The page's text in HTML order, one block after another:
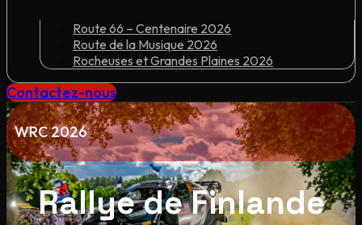
Route 66 – Centenaire 2026
Route de la Musique 2026
Rocheuses et Grandes Plaines 2026
Contactez-nous
WRC 2026
Rallye de Finlande